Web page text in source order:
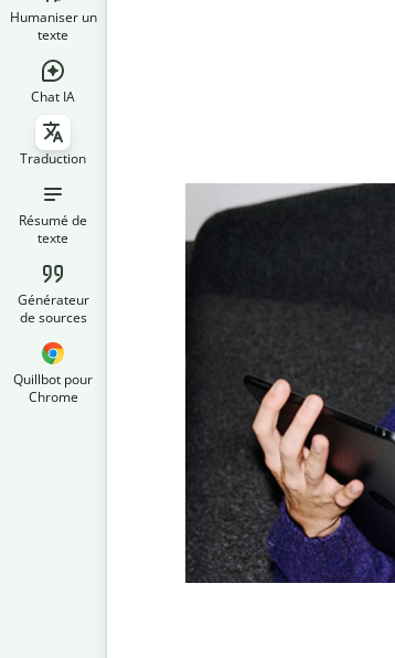
Humaniser un
texte
Chat IA
Traduction
Résumé de
texte
Générateur
de sources
Quillbot pour
Chrome